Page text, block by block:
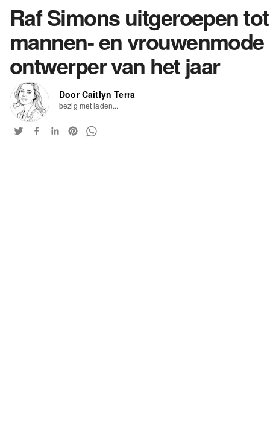
Raf Simons uitgeroepen tot
mannen- en vrouwenmode
ontwerper van het jaar
Door Caitlyn Terra
bezig met laden...